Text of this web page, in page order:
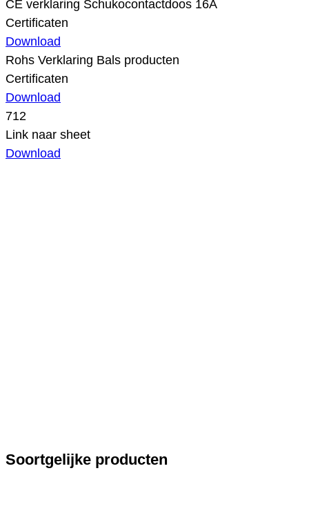
CE verklaring Schukocontactdoos 16A
Certificaten
Download
Rohs Verklaring Bals producten
Certificaten
Download
712
Link naar sheet
Download
Soortgelijke producten